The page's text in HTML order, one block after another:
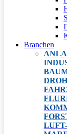
Branchen